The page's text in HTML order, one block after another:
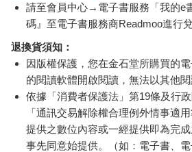
請至會員中心→電子書服務「我的e
碼』至電子書服務商Readmoo進行兌
退換貨須知：
因版權保護，您在金石堂所購買的
的閱讀軟體開啟閱讀，無法以其他閱
依據「消費者保護法」第19條及行
「通訊交易解除權合理例外情事適
提供之數位內容或一經提供即為完
事先同意始提供。（如：電子書、